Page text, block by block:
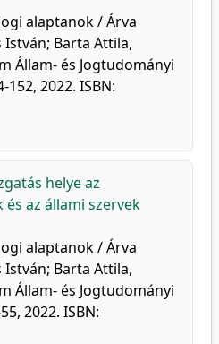
alaptanok / Árva
István; Barta Attila,
Állam- és Jogtudományi
152, 2022. ISBN:
helye az
az állami szervek
alaptanok / Árva
István; Barta Attila,
Állam- és Jogtudományi
2022. ISBN: